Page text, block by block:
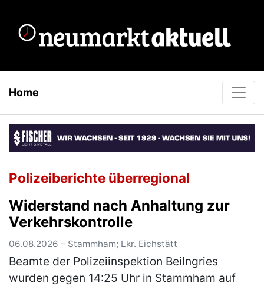
Home
Polizeiberichte überregional
Widerstand nach Anhaltung zur
Verkehrskontrolle
06.08.2026 – Stammham; Lkr. Eichstätt
Beamte der Polizeiinspektion Beilngries
wurden gegen 14:25 Uhr in Stammham auf